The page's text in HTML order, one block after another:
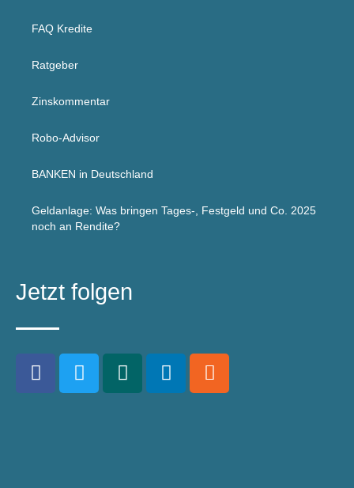
FAQ Kredite
Ratgeber
Zinskommentar
Robo-Advisor
BANKEN in Deutschland
Geldanlage: Was bringen Tages-, Festgeld und Co. 2025
noch an Rendite?
Jetzt folgen